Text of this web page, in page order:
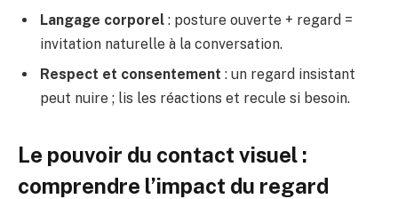
Langage corporel : posture ouverte + regard =
invitation naturelle à la conversation.
Respect et consentement : un regard insistant
peut nuire ; lis les réactions et recule si besoin.
Le pouvoir du contact visuel :
comprendre l’impact du regard